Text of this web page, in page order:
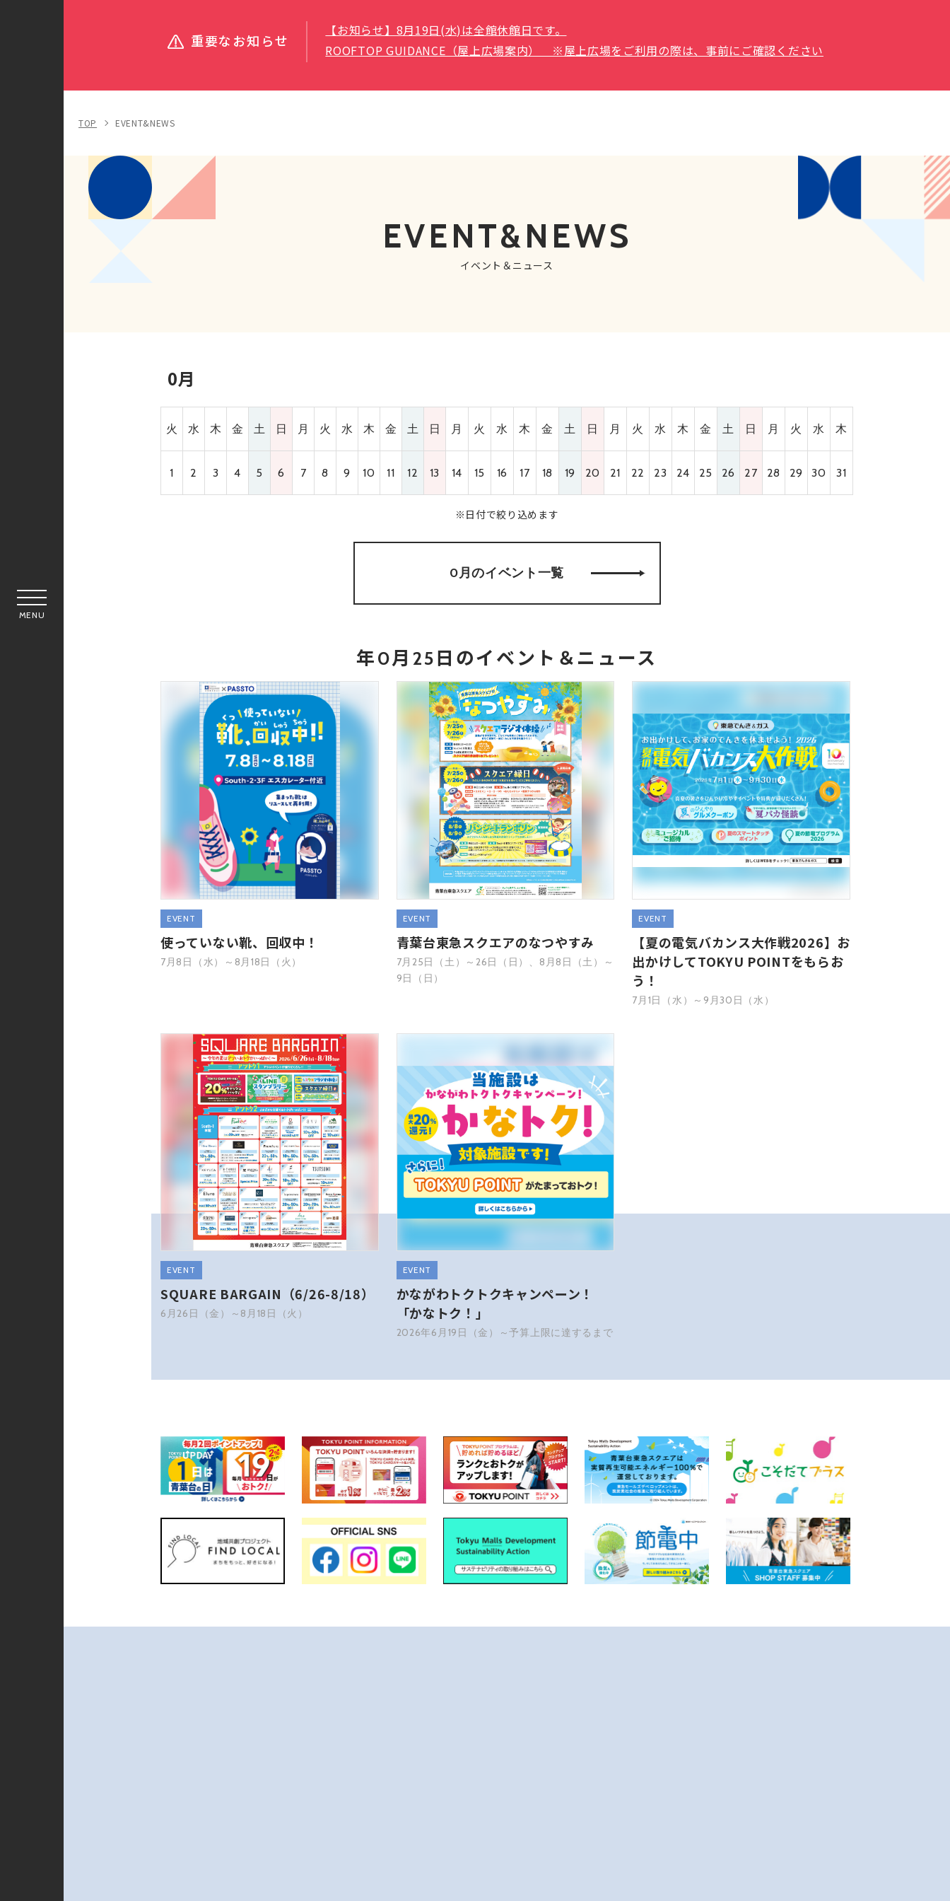
MENU
重要なお知らせ
【お知らせ】8月19日(水)は全館休館日です。
ROOFTOP GUIDANCE（屋上広場案内） ※屋上広場をご利用の際は、事前にご確認ください
TOP EVENT&NEWS
EVENT&NEWS
イベント＆ニュース
0月
火 水 木 金 土 日 月 火 水 木 金 土 日 月 火 水 木 金 土 日 月 火 水 木 金 土 日 月 火 水 木
1 2 3 4 5 6 7 8 9 10 11 12 13 14 15 16 17 18 19 20 21 22 23 24 25 26 27 28 29 30 31
※日付で絞り込めます
0月のイベント一覧
年0月25日のイベント＆ニュース
EVENT
使っていない靴、回収中！
7月8日（水）～8月18日（火）
EVENT
青葉台東急スクエアのなつやすみ
7月25日（土）～26日（日）、8月8日（土）～
9日（日）
EVENT
【夏の電気バカンス大作戦2026】お
出かけしてTOKYU POINTをもらお
う！
7月1日（水）～9月30日（水）
EVENT
SQUARE BARGAIN（6/26-8/18）
6月26日（金）～8月18日（火）
EVENT
かながわトクトクキャンペーン！
「かなトク！」
2026年6月19日（金）～予算上限に達するまで